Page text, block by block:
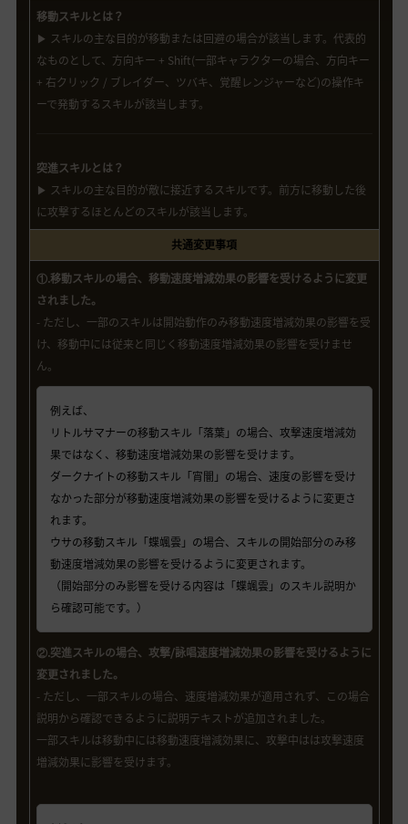
移動スキルとは？
▶ スキルの主な目的が移動または回避の場合が該当します。代表的
なものとして、方向キー + Shift(一部キャラクターの場合、方向キー
+ 右クリック / ブレイダー、ツバキ、覚醒レンジャーなど)の操作キ
ーで発動するスキルが該当します。
突進スキルとは？
▶ スキルの主な目的が敵に接近するスキルです。前方に移動した後
に攻撃するほとんどのスキルが該当します。
共通変更事項
①.移動スキルの場合、移動速度増減効果の影響を受けるように変更
されました。
- ただし、一部のスキルは開始動作のみ移動速度増減効果の影響を受
け、移動中には従来と同じく移動速度増減効果の影響を受けませ
ん。
例えば、
リトルサマナーの移動スキル「落葉」の場合、攻撃速度増減効
果ではなく、移動速度増減効果の影響を受けます。
ダークナイトの移動スキル「宵闇」の場合、速度の影響を受け
なかった部分が移動速度増減効果の影響を受けるように変更さ
れます。
ウサの移動スキル「蝶颯雲」の場合、スキルの開始部分のみ移
動速度増減効果の影響を受けるように変更されます。
（開始部分のみ影響を受ける内容は「蝶颯雲」のスキル説明か
ら確認可能です。）
②.突進スキルの場合、攻撃/詠唱速度増減効果の影響を受けるように
変更されました。
- ただし、一部スキルの場合、速度増減効果が適用されず、この場合
説明から確認できるように説明テキストが追加されました。
一部スキルは移動中には移動速度増減効果に、攻撃中はは攻撃速度
増減効果に影響を受けます。